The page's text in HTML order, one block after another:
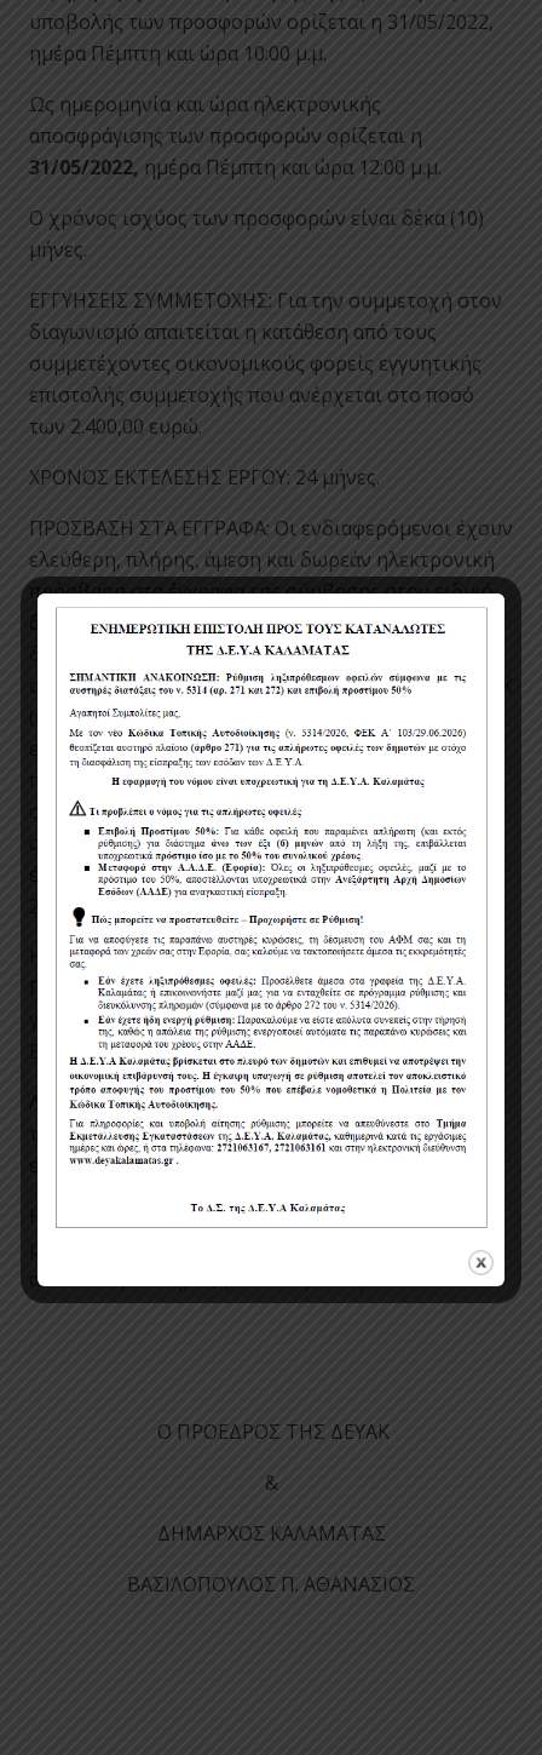
υποβολής των προσφορών ορίζεται η 31/05/2022,
ημέρα Πέμπτη και ώρα 10:00 μ.μ.
Ως ημερομηνία και ώρα ηλεκτρονικής
αποσφράγισης των προσφορών ορίζεται η
31/05/2022, ημέρα Πέμπτη και ώρα 12:00 μ.μ.
Ο χρόνος ισχύος των προσφορών είναι δέκα (10)
μήνες.
ΕΓΓΥΗΣΕΙΣ ΣΥΜΜΕΤΟΧΗΣ: Για την συμμετοχή στον
διαγωνισμό απαιτείται η κατάθεση από τους
συμμετέχοντες οικονομικούς φορείς εγγυητικής
επιστολής συμμετοχής που ανέρχεται στο ποσό
των 2.400,00 ευρώ.
ΧΡΟΝΟΣ ΕΚΤΕΛΕΣΗΣ ΕΡΓΟΥ: 24 μήνες.
ΠΡΟΣΒΑΣΗ ΣΤΑ ΕΓΓΡΑΦΑ: Οι ενδιαφερόμενοι έχουν
ελεύθερη, πλήρης, άμεση και δωρεάν ηλεκτρονική
πρόσβαση στα έγγραφα της σύμβασης στον ειδικό,
δημόσια προσβάσιμο, χώρο «ηλεκτρονικοί
διαγωνισμοί» της πύληςwww.promitheus.gov.gr
στο ΚΗΜΔΗΣ, καθώς και στην ιστοσελίδα της ΔΕΥΑΚ
(www.deyakalamatas.gr). Εφόσον έχουν ζητηθεί
εγκαίρως, ήτοι έως 23/05/2022, η αναθέτουσα αρχή
παρέχει σε όλους τους προσφέροντες που
συμμετέχουν στη διαδικασία σύναψης σύμβασης,
συμπληρωματικές πληροφορίες σχετικά με τα
έγγραφα της σύμβασης, το αργότερο στις
27/05/2022.
Η διακήρυξη του έργου έχει συνταχθεί κατά το
Πρότυπο Τεύχος Διακήρυξης Ανοικτής Διαδικασίας
για την σύναψη Δημοσίων Συμβάσεων Έργου της
ΕΑΑΔΗΣΥ.
ΛΟΙΠΕΣ ΠΛΗΡΟΦΟΡΙΕΣ: Πληροφορίες στο
τηλέφωνο 27210 63132, αρμόδιος υπάλληλος για
επικοινωνία Ιωάννης Χατζηγιαννόπουλος.
Η παρούσα περίληψη διακήρυξης επέχει θέση
αναλυτική διακήρυξη του διαγωνισμού.
Ο ΠΡΟΕΔΡΟΣ ΤΗΣ ΔΕΥΑΚ
&
ΔΗΜΑΡΧΟΣ ΚΑΛΑΜΑΤΑΣ
ΒΑΣΙΛΟΠΟΥΛΟΣ Π. ΑΘΑΝΑΣΙΟΣ